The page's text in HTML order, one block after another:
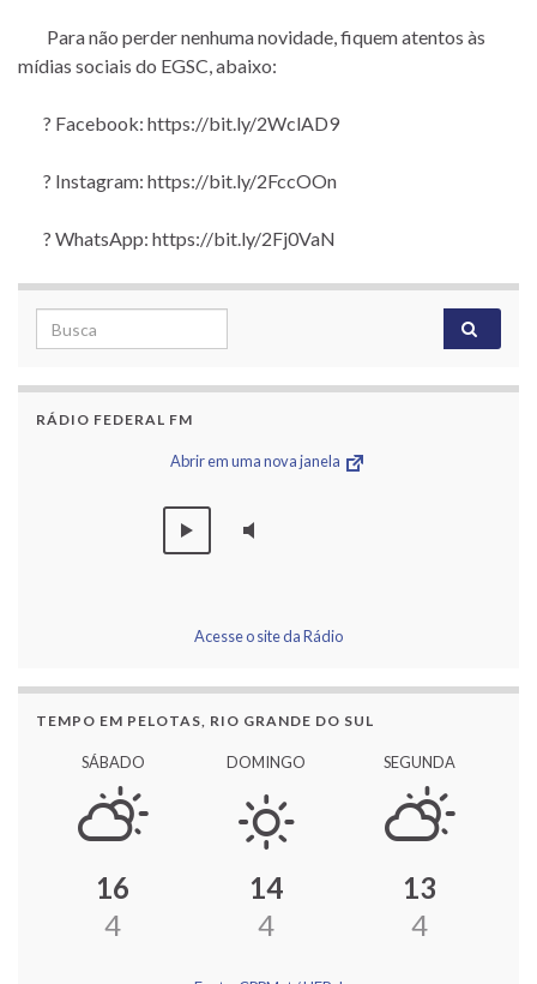
Para não perder nenhuma novidade, fiquem atentos às
mídias sociais do EGSC, abaixo:
? Facebook: https://bit.ly/2WclAD9
? Instagram: https://bit.ly/2FccOOn
? WhatsApp: https://bit.ly/2Fj0VaN
Search for:
RÁDIO FEDERAL FM
Abrir em uma nova janela
Acesse o site da Rádio
TEMPO EM PELOTAS, RIO GRANDE DO SUL
SÁBADO
16
4
DOMINGO
14
4
SEGUNDA
13
4